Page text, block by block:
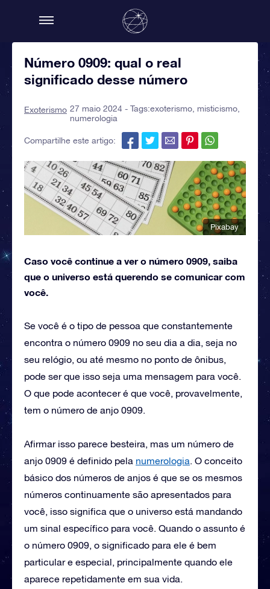
Número 0909: qual o real
significado desse número
Exoterismo 27 maio 2024 - Tags:exoterismo misticismo
numerologia
Compartilhe este artigo:
Pixabay
Caso você continue a ver o número 0909, saiba
que o universo está querendo se comunicar com
você.
Se você é o tipo de pessoa que constantemente
encontra o número 0909 no seu dia a dia, seja no
seu relógio, ou até mesmo no ponto de ônibus,
pode ser que isso seja uma mensagem para você.
O que pode acontecer é que você, provavelmente,
tem o número de anjo 0909.
Afirmar isso parece besteira, mas um número de
anjo 0909 é definido pela numerologia. O conceito
básico dos números de anjos é que se os mesmos
números continuamente são apresentados para
você, isso significa que o universo está mandando
um sinal específico para você. Quando o assunto é
o número 0909, o significado para ele é bem
particular e especial, principalmente quando ele
aparece repetidamente em sua vida.